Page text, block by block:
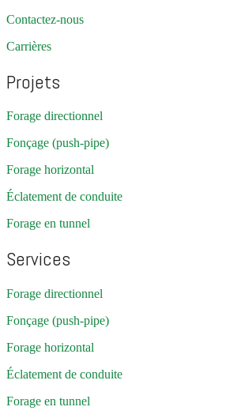
Contactez-nous
Carrières
Projets
Forage directionnel
Fonçage (push-pipe)
Forage horizontal
Éclatement de conduite
Forage en tunnel
Services
Forage directionnel
Fonçage (push-pipe)
Forage horizontal
Éclatement de conduite
Forage en tunnel